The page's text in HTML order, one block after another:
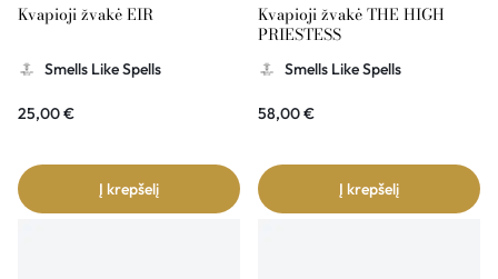
Kvapioji žvakė EIR
Smells Like Spells
25,00€
Į krepšelį
Kvapioji žvakė THE HIGH
PRIESTESS
Smells Like Spells
58,00€
Į krepšelį